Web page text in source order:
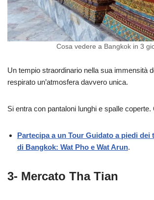
Cosa vedere a Bangkok in 3
Un tempio straordinario nella sua immensità
respirato un’atmosfera davvero unica.
Si entra con pantaloni lunghi e spalle
Partecipa a un Tour Guidato a piedi
di Bangkok: Wat Pho e Wat Arun.
3- Mercato Tha Tian